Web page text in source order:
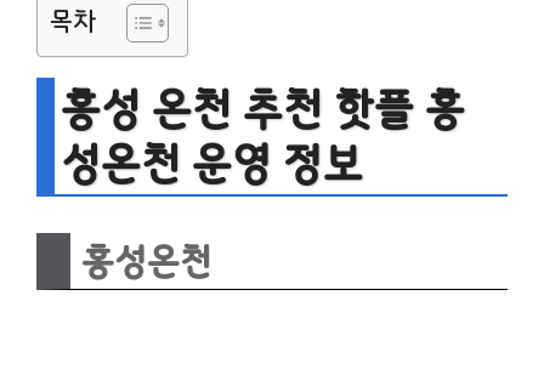
목차
홍성 온천 추천 핫플 홍
성온천 운영 정보
홍성온천